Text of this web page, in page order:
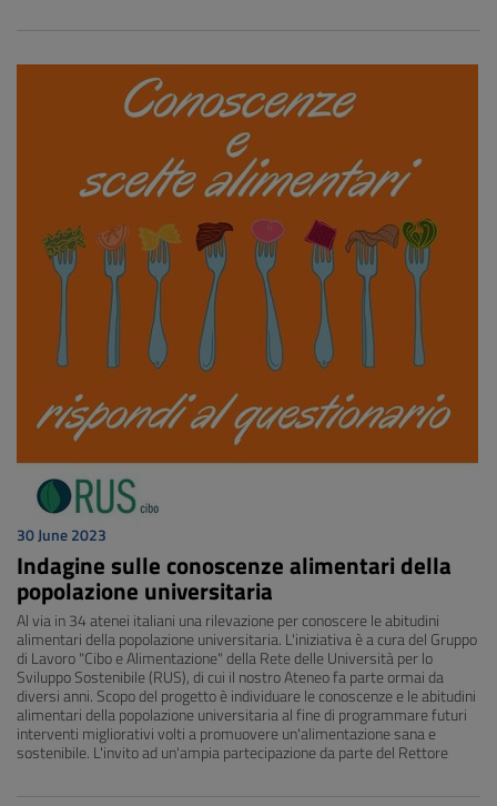
30 June 2023
Indagine sulle conoscenze alimentari della
popolazione universitaria
Al via in 34 atenei italiani una rilevazione per conoscere le abitudini
alimentari della popolazione universitaria. L'iniziativa è a cura del Gruppo
di Lavoro "Cibo e Alimentazione" della Rete delle Università per lo
Sviluppo Sostenibile (RUS), di cui il nostro Ateneo fa parte ormai da
diversi anni. Scopo del progetto è individuare le conoscenze e le abitudini
alimentari della popolazione universitaria al fine di programmare futuri
interventi migliorativi volti a promuovere un'alimentazione sana e
sostenibile. L'invito ad un'ampia partecipazione da parte del Rettore